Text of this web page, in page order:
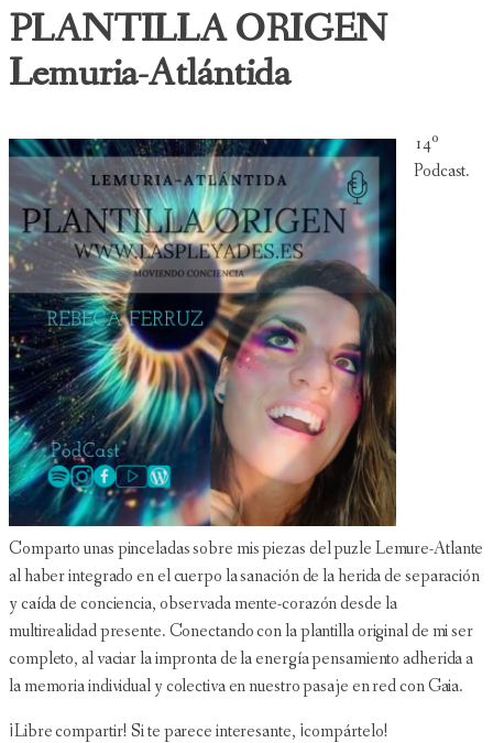
PLANTILLA ORIGEN
Lemuria-Atlántida
14º
Podcast.
Comparto unas pinceladas sobre mis piezas del puzle Lemure-Atlante
al haber integrado en el cuerpo la sanación de la herida de separación
y caída de conciencia, observada mente-corazón desde la
multirealidad presente. Conectando con la plantilla original de mi ser
completo, al vaciar la impronta de la energía pensamiento adherida a
la memoria individual y colectiva en nuestro pasaje en red con Gaia.
¡Libre compartir! Si te parece interesante, ¡compártelo!